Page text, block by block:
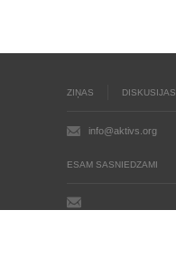
ZIŅAS DISKUSIJAS
info@aktivs.org
ESAM SASNIEDZAMI